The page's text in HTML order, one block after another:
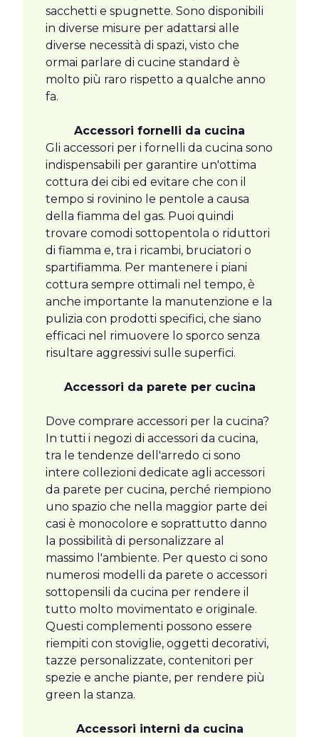
sacchetti e spugnette. Sono disponibili
in diverse misure per adattarsi alle
diverse necessità di spazi, visto che
ormai parlare di cucine standard è
molto più raro rispetto a qualche anno
fa.
Accessori fornelli da cucina
Gli accessori per i fornelli da cucina sono
indispensabili per garantire un'ottima
cottura dei cibi ed evitare che con il
tempo si rovinino le pentole a causa
della fiamma del gas. Puoi quindi
trovare comodi sottopentola o riduttori
di fiamma e, tra i ricambi, bruciatori o
spartifiamma. Per mantenere i piani
cottura sempre ottimali nel tempo, è
anche importante la manutenzione e la
pulizia con prodotti specifici, che siano
efficaci nel rimuovere lo sporco senza
risultare aggressivi sulle superfici.
Accessori da parete per cucina
Dove comprare accessori per la cucina?
In tutti i negozi di accessori da cucina,
tra le tendenze dell'arredo ci sono
intere collezioni dedicate agli accessori
da parete per cucina, perché riempiono
uno spazio che nella maggior parte dei
casi è monocolore e soprattutto danno
la possibilità di personalizzare al
massimo l'ambiente. Per questo ci sono
numerosi modelli da parete o accessori
sottopensili da cucina per rendere il
tutto molto movimentato e originale.
Questi complementi possono essere
riempiti con stoviglie, oggetti decorativi,
tazze personalizzate, contenitori per
spezie e anche piante, per rendere più
green la stanza.
Accessori interni da cucina